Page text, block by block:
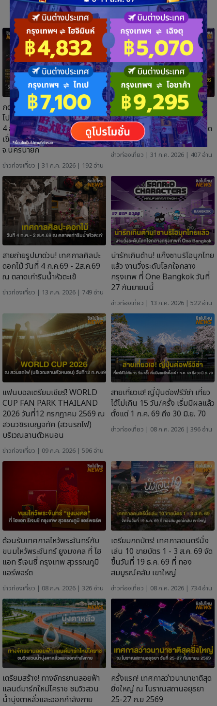
กดบัตรได้แล้ว! "วันปล่อยเสือ 6"
โปรเสือคำราม 990 บาท 31 ก.ค. –
4 ส.ค. 69 วันที่ 24–25 ต.ค. 69
เขื่อนขุนด่านปราการชล
จ.นครนายก
ข่าวท่องเที่ยว | 31 ก.ค. 2026 | 192 อ่าน
คอนเสิร์ตฟรี! Cha-am Music
Festival 2026 วันที่ 7-9
สิงหาคม 2569 ที่ จุดชมวิวชายหาด
ชะอำ จ.เพชรบุรี
ข่าวท่องเที่ยว | 31 ก.ค. 2026 | 407 อ่าน
สายถ่ายรูปมาด่วน! เทศกาลศิลปะ
ดอกไม้ วันที่ 4 ก.ค.69 - 2ส.ค.69
ณ ตลาดเก่าริมน้ำหัวตะเข้
ข่าวท่องเที่ยว | 13 ก.ค. 2026 | 749 อ่าน
น่ารักเกินต้าน! แก๊งซานริโอบุกไทย
แล้ว งานวิ่งระดับโลกใจกลาง
กรุงเทพ ที่ One Bangkok วันที่
27 กันยายนนี้
ข่าวท่องเที่ยว | 13 ก.ค. 2026 | 522 อ่าน
แฟนบอลเตรียมเชียร์! WORLD
CUP FAN PARK THAILAND
2026 วันที่12 กรกฎาคม 2569 ณ
สวนวชิรเบญจทัศ (สวนรถไฟ)
บริเวณลานตัวหนอน
ข่าวท่องเที่ยว | 09 ก.ค. 2026 | 596 อ่าน
สายเที่ยวเฮ! ญี่ปุ่นต่อฟรีวีซ่า เที่ยว
ได้ไม่เกิน 15 วัน/ครั้ง เริ่มมีผลแล้ว
ตั้งแต่ 1 ก.ค. 69 ถึง 30 มิ.ย. 70
ข่าวท่องเที่ยว | 08 ก.ค. 2026 | 396 อ่าน
ต้อนรับเทศกาลไหว้พระจันทร์กับ
ขนมไหว้พระจันทร์ ยูงมงคล ที่ ไฮ
แอท รีเจนซี่ กรุงเทพ สุวรรณภูมิ
แอร์พอร์ต
ข่าวท่องเที่ยว | 08 ก.ค. 2026 | 326 อ่าน
เตรียมกดบัตร! เทศกาลดนตรีนั่ง
เล่น 10 ขายบัตร 1 - 3 ส.ค. 69 จัด
ขึ้นวันที่ 19 ธ.ค. 69 ที่ ทอง
สมบูรณ์คลับ เขาใหญ่
ข่าวท่องเที่ยว | 08 ก.ค. 2026 | 734 อ่าน
เตรียมสร้าง! ทางจักรยานลอยฟ้า
แลนด์มาร์กใหม่โคราช ชมวิวสวน
น้ำบุ่งตาหลั่วและออกกำลังกาย
ครั้งแรก! เทศกาลว่าวนานาชาติสุด
ยิ่งใหญ่ ณ โบราณสถานอยุธยา
25-27 ก.ย 2569